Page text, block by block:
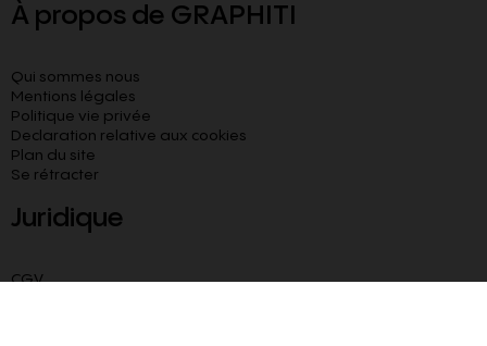
À propos de GRAPHITI
Qui sommes nous
Mentions légales
Politique vie privée
Declaration relative aux cookies​
Plan du site
Se rétracter
Juridique
CGV